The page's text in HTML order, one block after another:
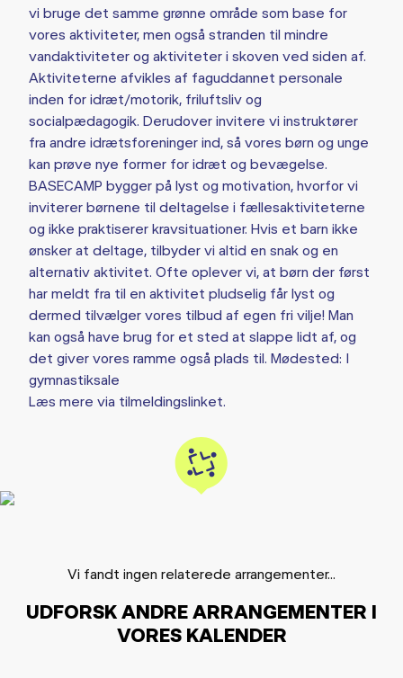
vi bruge det samme grønne område som base for
vores aktiviteter, men også stranden til mindre
vandaktiviteter og aktiviteter i skoven ved siden af.
Aktiviteterne afvikles af faguddannet personale
inden for idræt/motorik, friluftsliv og
socialpædagogik. Derudover invitere vi instruktører
fra andre idrætsforeninger ind, så vores børn og unge
kan prøve nye former for idræt og bevægelse.
BASECAMP bygger på lyst og motivation, hvorfor vi
inviterer børnene til deltagelse i fællesaktiviteterne
og ikke praktiserer kravsituationer. Hvis et barn ikke
ønsker at deltage, tilbyder vi altid en snak og en
alternativ aktivitet. Ofte oplever vi, at børn der først
har meldt fra til en aktivitet pludselig får lyst og
dermed tilvælger vores tilbud af egen fri vilje! Man
kan også have brug for et sted at slappe lidt af, og
det giver vores ramme også plads til. Mødested: I
gymnastiksale
Læs mere via tilmeldingslinket.
Vi fandt ingen relaterede arrangementer...
UDFORSK ANDRE ARRANGEMENTER I
VORES KALENDER